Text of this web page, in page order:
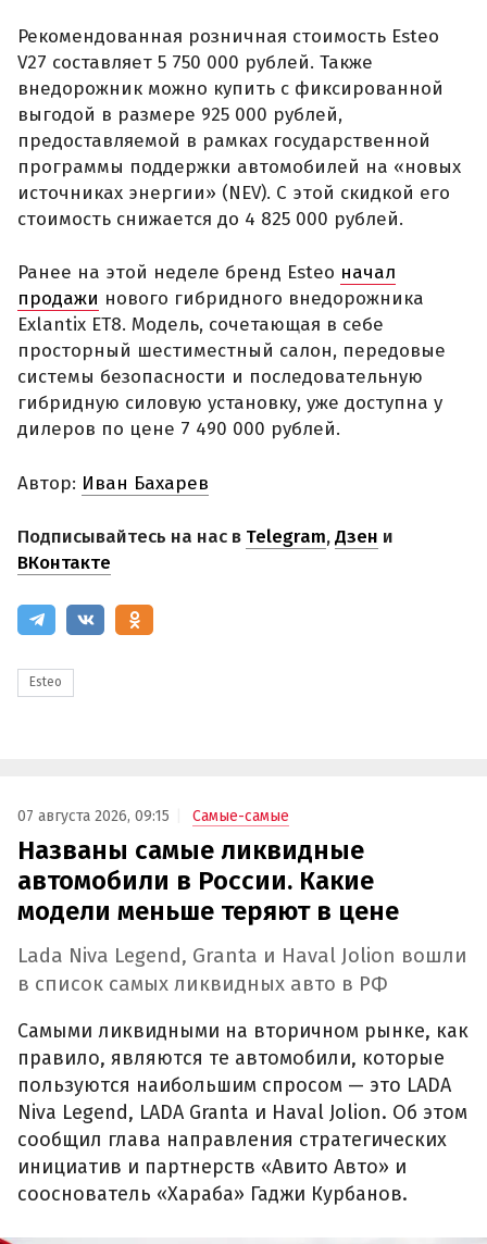
Рекомендованная розничная стоимость Esteo
V27 составляет 5 750 000 рублей. Также
внедорожник можно купить с фиксированной
выгодой в размере 925 000 рублей,
предоставляемой в рамках государственной
программы поддержки автомобилей на «новых
источниках энергии» (NEV). С этой скидкой его
стоимость снижается до 4 825 000 рублей.
Ранее на этой неделе бренд Esteo начал
продажи нового гибридного внедорожника
Exlantix ET8. Модель, сочетающая в себе
просторный шестиместный салон, передовые
системы безопасности и последовательную
гибридную силовую установку, уже доступна у
дилеров по цене 7 490 000 рублей.
Автор: Иван Бахарев
Подписывайтесь на нас в Telegram,Дзен и
ВКонтакте
Esteo
07 августа 2026, 09:15 Самые-самые
Названы самые ликвидные
автомобили в России. Какие
модели меньше теряют в цене
Lada Niva Legend, Granta и Haval Jolion вошли
в список самых ликвидных авто в РФ
Самыми ликвидными на вторичном рынке, как
правило, являются те автомобили, которые
пользуются наибольшим спросом — это LADA
Niva Legend, LADA Granta и Haval Jolion. Об этом
сообщил глава направления стратегических
инициатив и партнерств «Авито Авто» и
сооснователь «Хараба» Гаджи Курбанов.